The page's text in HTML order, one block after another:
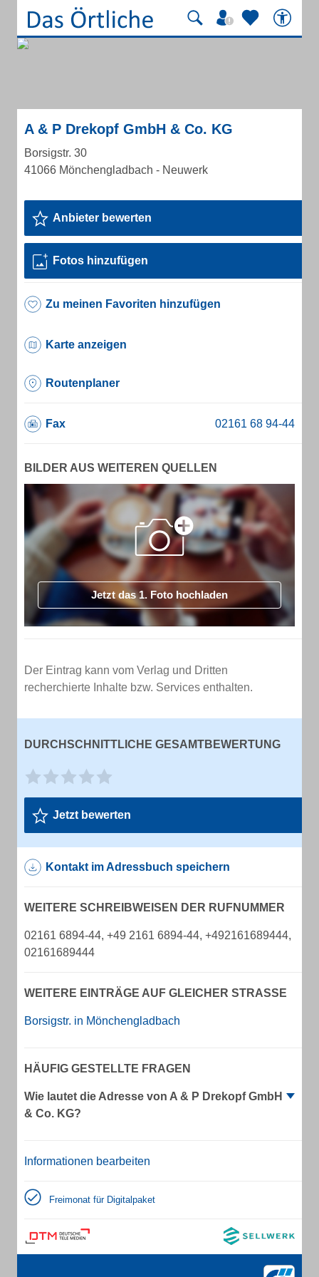
A & P Drekopf GmbH & Co. KG
Borsigstr. 30
41066 Mönchengladbach - Neuwerk
Anbieter bewerten
Fotos hinzufügen
Zu meinen Favoriten hinzufügen
Karte anzeigen
Routenplaner
Fax
BILDER AUS WEITEREN QUELLEN
Jetzt das 1. Foto hochladen
Der Eintrag kann vom Verlag und Dritten
recherchierte Inhalte bzw. Services enthalten.
DURCHSCHNITTLICHE GESAMTBEWERTUNG
Jetzt bewerten
Kontakt im Adressbuch speichern
WEITERE SCHREIBWEISEN DER RUFNUMMER
02161 6894-44, +49 2161 6894-44, +492161689444,
02161689444
WEITERE EINTRÄGE AUF GLEICHER STRASSE
Borsigstr. in Mönchengladbach
HÄUFIG GESTELLTE FRAGEN
Wie lautet die Adresse von A & P Drekopf GmbH
& Co. KG?
Informationen bearbeiten
Freimonat für Digitalpaket